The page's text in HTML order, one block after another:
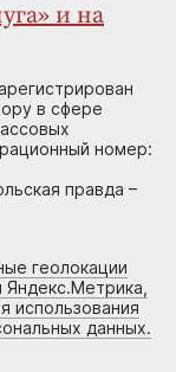
и на
в сфере
номер:
правда –
геолокации
Яндекс.Метрика,
использования
данных.